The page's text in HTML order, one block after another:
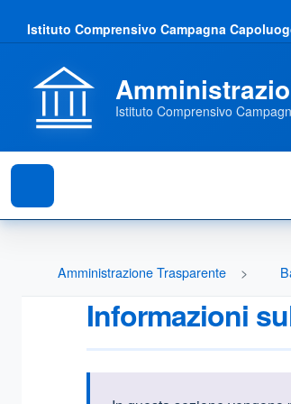
Istituto Comprensivo Campagna
Istituto Comprensivo
Amministrazione Trasparente
Informazioni